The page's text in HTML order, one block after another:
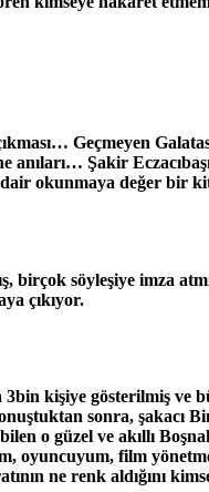
Geçmeyen
Şakir
okunmaya değer bir
söyleşiye imza
çıkıyor.
kişiye gösterilmiş ve
sonra, şakacı
o güzel ve akıllı
oyuncuyum, film
ne renk aldığını